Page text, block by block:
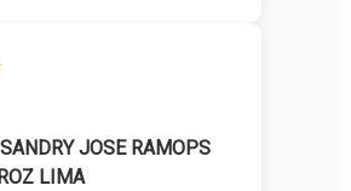
JOSE RAMOPS
LIMA